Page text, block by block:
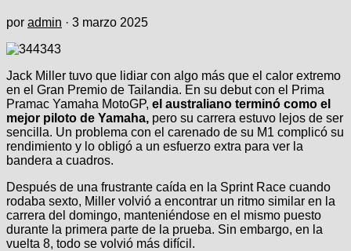
por admin · 3 marzo 2025
Jack Miller tuvo que lidiar con algo más que el calor extremo
en el Gran Premio de Tailandia. En su debut con el Prima
Pramac Yamaha MotoGP, el australiano terminó como el
mejor piloto de Yamaha, pero su carrera estuvo lejos de ser
sencilla. Un problema con el carenado de su M1 complicó su
rendimiento y lo obligó a un esfuerzo extra para ver la
bandera a cuadros.
Después de una frustrante caída en la Sprint Race cuando
rodaba sexto, Miller volvió a encontrar un ritmo similar en la
carrera del domingo, manteniéndose en el mismo puesto
durante la primera parte de la prueba. Sin embargo, en la
vuelta 8, todo se volvió más difícil.